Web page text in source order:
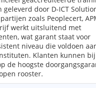
door D-ICT
zoals Peoplecert,
werkt uitsluitend met
wat garant staat voor
niveau die voldoen
Klanten kunnen bij
de hoogste
rooster.